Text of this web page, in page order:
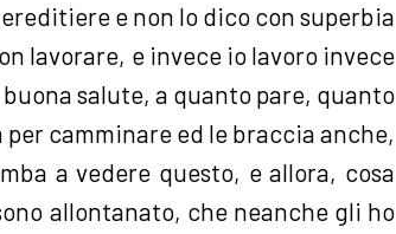
e non lo dico con superbia
lavorare, e invece io lavoro invece
salute, a quanto pare, quanto
camminare ed le braccia anche,
a vedere questo, e allora, cosa
allontanato, che neanche gli ho